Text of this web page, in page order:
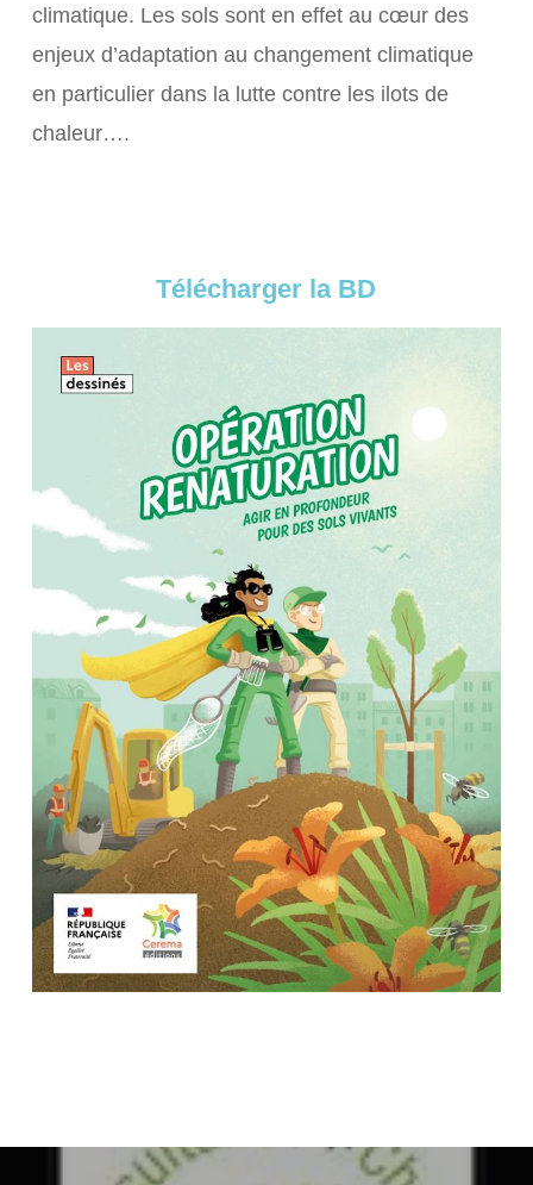
climatique. Les sols sont en effet au cœur des
enjeux d’adaptation au changement climatique
en particulier dans la lutte contre les ilots de
chaleur….
Télécharger la BD